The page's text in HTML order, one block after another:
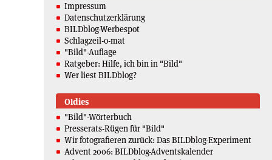
Impressum
Datenschutzerklärung
BILDblog-Werbespot
Schlagzeil-o-mat
"Bild"-Auflage
Ratgeber: Hilfe, ich bin in "Bild"
Wer liest BILDblog?
Oldies
"Bild"-Wörterbuch
Presserats-Rügen für "Bild"
Wir fotografieren zurück: Das BILDblog-Experiment
Advent 2006: BILDblog-Adventskalender